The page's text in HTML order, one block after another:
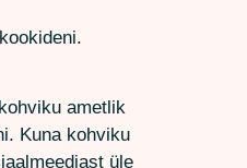
ametlik
Kuna kohviku
üle